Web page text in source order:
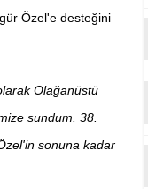
Özel'e desteğini
Olağanüstü
sundum. 38.
sonuna kadar